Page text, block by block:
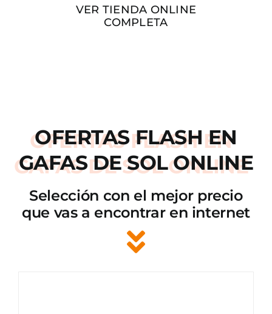
VER TIENDA ONLINE
COMPLETA
OFERTAS FLASH EN
GAFAS DE SOL ONLINE
Selección con el mejor precio
que vas a encontrar en internet